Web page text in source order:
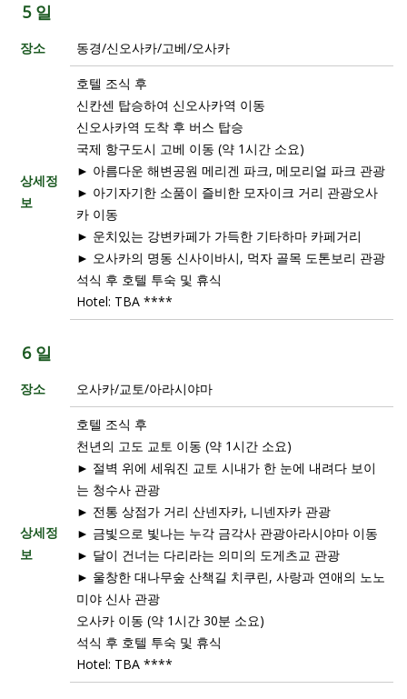
5 일
장소 동경/신오사카/고베/오사카
상세정
보
호텔 조식 후
신칸센 탑승하여 신오사카역 이동
신오사카역 도착 후 버스 탑승
국제 항구도시 고베 이동 (약 1시간 소요)
► 아름다운 해변공원 메리겐 파크, 메모리얼 파크 관광
► 아기자기한 소품이 즐비한 모자이크 거리 관광오사
카 이동
► 운치있는 강변카페가 가득한 기타하마 카페거리
► 오사카의 명동 신사이바시, 먹자 골목 도톤보리 관광
석식 후 호텔 투숙 및 휴식
Hotel: TBA ****
6 일
장소 오사카/교토/아라시야마
상세정
보
호텔 조식 후
천년의 고도 교토 이동 (약 1시간 소요)
► 절벽 위에 세워진 교토 시내가 한 눈에 내려다 보이
는 청수사 관광
► 전통 상점가 거리 산넨자카, 니넨자카 관광
► 금빛으로 빛나는 누각 금각사 관광아라시야마 이동
► 달이 건너는 다리라는 의미의 도게츠교 관광
► 울창한 대나무숲 산책길 치쿠린, 사랑과 연애의 노노
미야 신사 관광
오사카 이동 (약 1시간 30분 소요)
석식 후 호텔 투숙 및 휴식
Hotel: TBA ****